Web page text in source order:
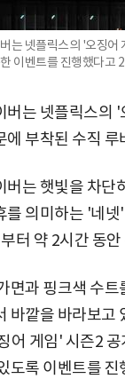
는 넷플릭스의 '오징어
이벤트를 진행했다고
버는 넷플릭스의
에 부착된 수직
버는 햇빛을 차단
를 의미하는 '네넷
터 약 2시간 동
면과 핑크색 수
바깥을 바라보고
어 게임' 시즌2
도록 이벤트를